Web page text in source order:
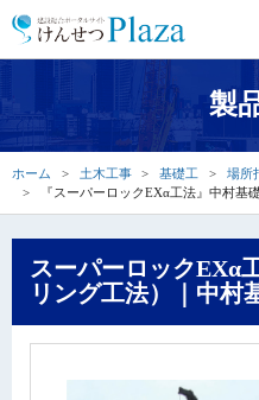
製
ホーム 土木工事 基礎工 場所
『スーパーロックEXα工法』中村基
スーパーロックEXα
リング工法）｜中村